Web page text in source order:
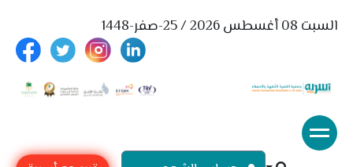
السبت 08 أغسطس 2026 / 25-صفر-1448